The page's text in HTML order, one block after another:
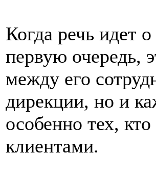
Когда речь идет
первую очередь,
между его
дирекции, но и
особенно тех,
клиентами.